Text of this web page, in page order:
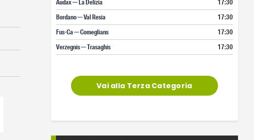
Audax — La Delizia
17:30
Bordano — Val Resia
17:30
Fus-Ca — Comeglians
17:30
Verzegnis — Trasaghis
17:30
Vai alla Terza Categoria